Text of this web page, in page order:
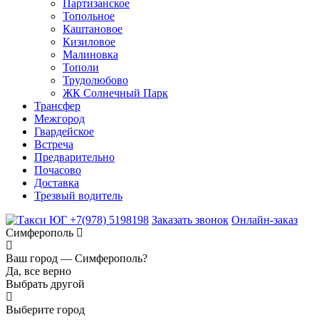
Партизанское
Топольное
Каштановое
Кизиловое
Малиновка
Тополи
Трудолюбово
ЖК Солнечный Парк
Трансфер
Межгород
Гвардейское
Встреча
Предварительно
Почасово
Доставка
Трезвый водитель
+7(978) 5198198 Заказать звонок Онлайн-заказ
Симферополь
Ваш город — Симферополь?
Да, все верно
Выбрать другой
Выберите город